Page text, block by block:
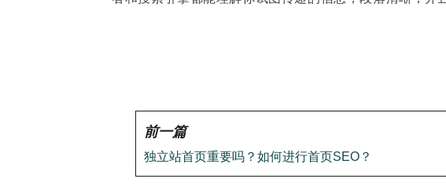
前一篇
独立站首页重要吗？如何进行首页SEO？